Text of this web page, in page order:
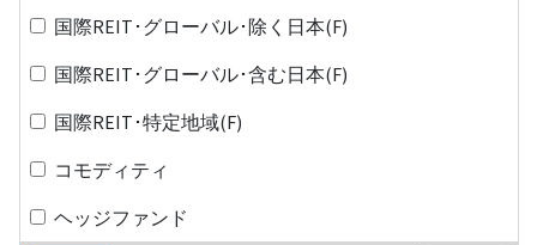
国際REIT･グローバル･除く日本(F)
国際REIT･グローバル･含む日本(F)
国際REIT･特定地域(F)
コモディティ
ヘッジファンド